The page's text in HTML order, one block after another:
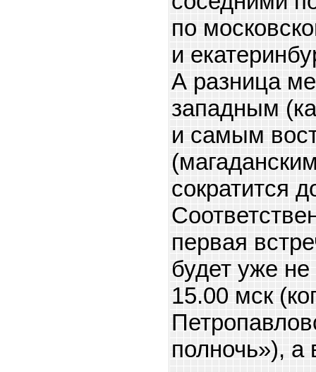
по
и
А разница
западным
и самым
сократится
первая
будет уже
15.00 мск
полночь»), а